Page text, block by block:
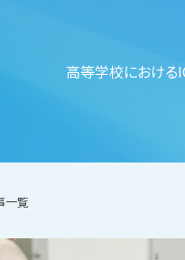
高等学校における
一覧